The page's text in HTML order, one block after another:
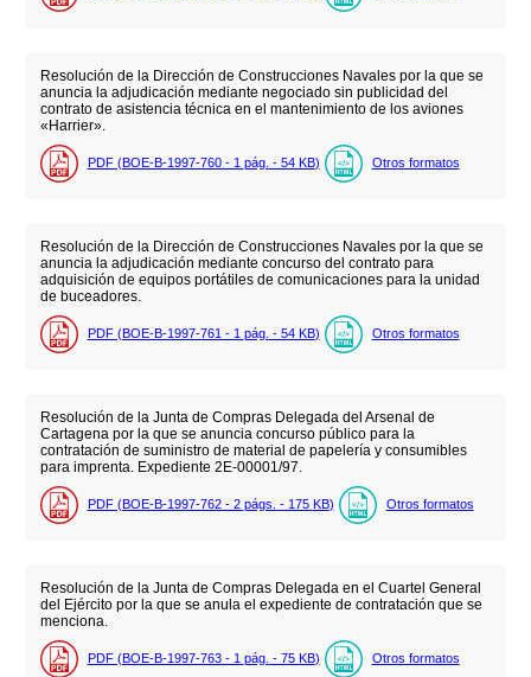
Resolución de la Dirección de Construcciones Navales por la que se
anuncia la adjudicación mediante negociado sin publicidad del
contrato de asistencia técnica en el mantenimiento de los aviones
«Harrier».
PDF (BOE-B-1997-760 - 1 pág. - 54 KB) Otros formatos
Resolución de la Dirección de Construcciones Navales por la que se
anuncia la adjudicación mediante concurso del contrato para
adquisición de equipos portátiles de comunicaciones para la unidad
de buceadores.
PDF (BOE-B-1997-761 - 1 pág. - 54 KB) Otros formatos
Resolución de la Junta de Compras Delegada del Arsenal de
Cartagena por la que se anuncia concurso público para la
contratación de suministro de material de papelería y consumibles
para imprenta. Expediente 2E-00001/97.
PDF (BOE-B-1997-762 - 2 págs. - 175 KB) Otros formatos
Resolución de la Junta de Compras Delegada en el Cuartel General
del Ejército por la que se anula el expediente de contratación que se
menciona.
PDF (BOE-B-1997-763 - 1 pág. - 75 KB) Otros formatos